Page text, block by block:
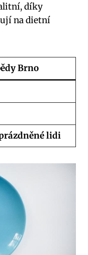
díky
na dietní
Brno
​lidi